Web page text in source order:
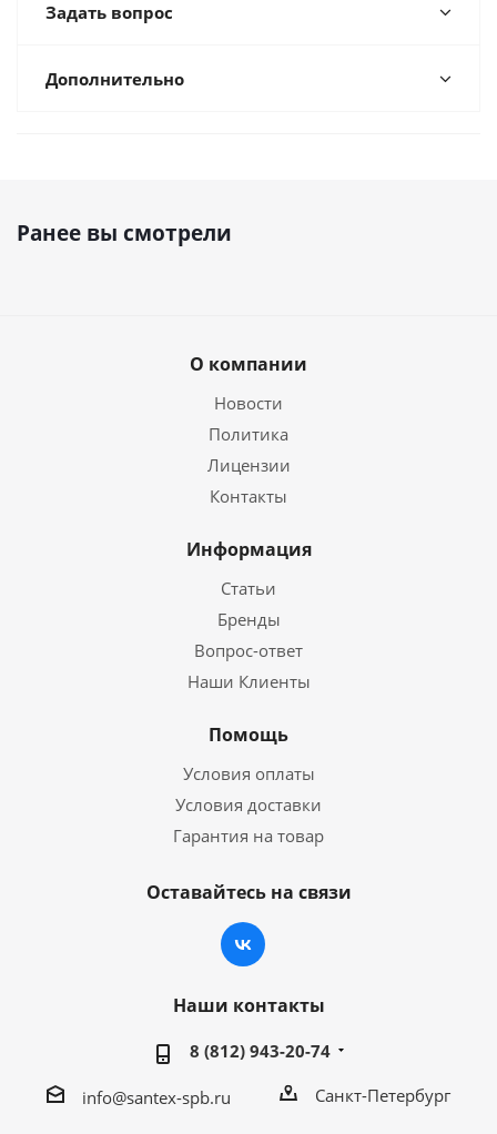
Задать вопрос
Дополнительно
Ранее вы смотрели
О компании
Новости
Политика
Лицензии
Контакты
Информация
Статьи
Бренды
Вопрос-ответ
Наши Клиенты
Помощь
Условия оплаты
Условия доставки
Гарантия на товар
Оставайтесь на связи
Наши контакты
8 (812) 943-20-74
info@santex-spb.ru Санкт-Петербург